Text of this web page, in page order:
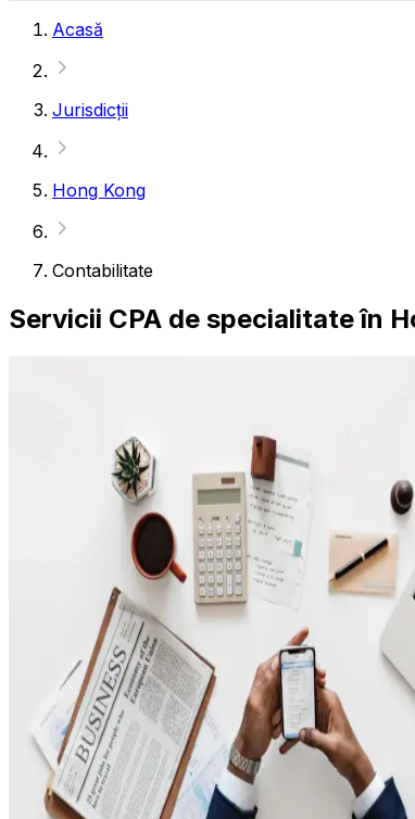
Acasă
Jurisdicții
Hong Kong
Contabilitate
Servicii CPA de specialitate în